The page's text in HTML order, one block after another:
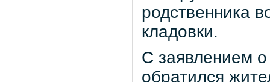
родственника
кладовки.
С заявлением
обратился